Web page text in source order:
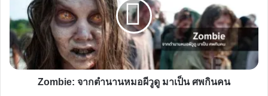
หมอ
ผี
วูดู
มา
เป็น
Zombie: จากตำนานหมอผีวูดู มาเป็น ศพกินคน